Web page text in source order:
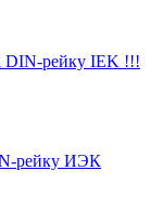
DIN-рейку IEK !!!
рейку ИЭК